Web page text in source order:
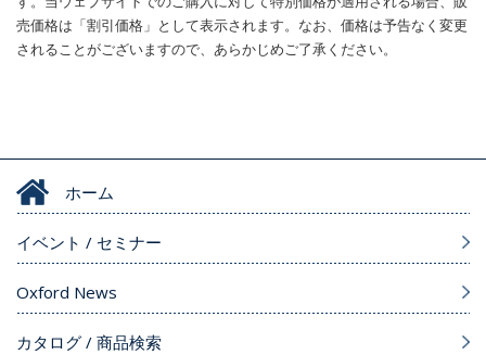
売価格は「割引価格」として表示されます。なお、価格は予告なく変更
されることがございますので、あらかじめご了承ください。
ホーム
イベント / セミナー
Oxford News
カタログ / 商品検索